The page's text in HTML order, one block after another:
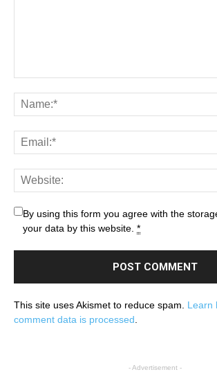
By using this form you agree with the
your data by this website. *
This site uses Akismet to reduce spam. Learn
comment data is processed
- Advertisement -